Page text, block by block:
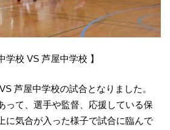
校 VS 芦屋中学校 】
芦屋中学校の試合となりました。
って、選手や監督、応援している保
に気合が入った様子で試合に臨んで